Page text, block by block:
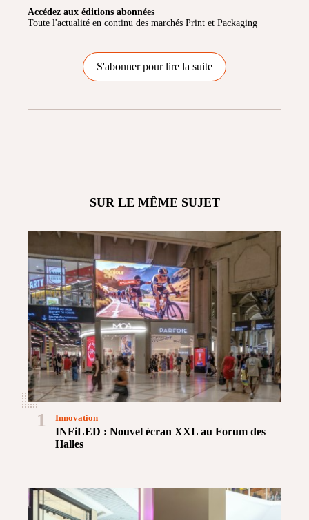
Accédez aux éditions abonnées
Toute l'actualité en continu des marchés Print et Packaging
S'abonner pour lire la suite
SUR LE MÊME SUJET
1
INFiLED : Nouvel écran XXL au Forum des
Halles
Innovation